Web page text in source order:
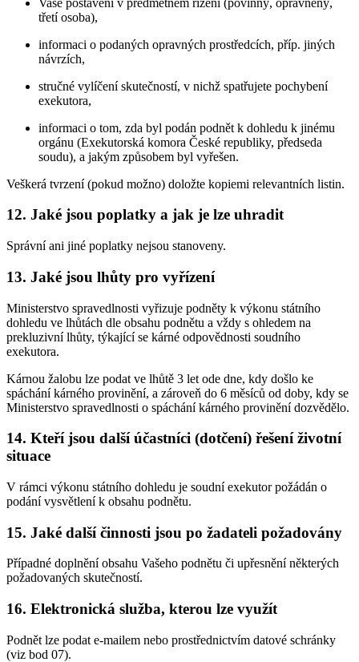
třetí osoba),
informaci o podaných opravných prostředcích, příp. jiných
návrzích,
stručné vylíčení skutečností, v nichž spatřujete pochybení
exekutora,
informaci o tom, zda byl podán podnět k dohledu k jinému
orgánu (Exekutorská komora České republiky, předseda
soudu), a jakým způsobem byl vyřešen.
Veškerá tvrzení (pokud možno) doložte kopiemi relevantních listin.
12. Jaké jsou poplatky a jak je lze uhradit
Správní ani jiné poplatky nejsou stanoveny.
13. Jaké jsou lhůty pro vyřízení
Ministerstvo spravedlnosti vyřizuje podněty k výkonu státního
dohledu ve lhůtách dle obsahu podnětu a vždy s ohledem na
prekluzivní lhůty, týkající se kárné odpovědnosti soudního
exekutora.
Kárnou žalobu lze podat ve lhůtě 3 let ode dne, kdy došlo ke
spáchání kárného provinění, a zároveň do 6 měsíců od doby, kdy se
Ministerstvo spravedlnosti o spáchání kárného provinění dozvědělo.
14. Kteří jsou další účastníci (dotčení) řešení životní
situace
V rámci výkonu státního dohledu je soudní exekutor požádán o
podání vysvětlení k obsahu podnětu.
15. Jaké další činnosti jsou po žadateli požadovány
Případné doplnění obsahu Vašeho podnětu či upřesnění některých
požadovaných skutečností.
16. Elektronická služba, kterou lze využít
Podnět lze podat e-mailem nebo prostřednictvím datové schránky
(viz bod 07).